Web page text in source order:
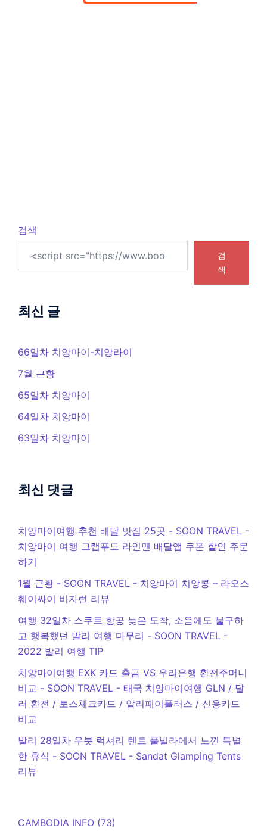
검색
검
색
최신 글
66일차 치앙마이-치앙라이
7월 근황
65일차 치앙마이
64일차 치앙마이
63일차 치앙마이
최신 댓글
치앙마이여행 추천 배달 맛집 25곳 - SOON TRAVEL -
치앙마이 여행 그랩푸드 라인맨 배달앱 쿠폰 할인 주문
하기
1월 근황 - SOON TRAVEL - 치앙마이 치앙콩 – 라오스
훼이싸이 비자런 리뷰
여행 32일차 스쿠트 항공 늦은 도착, 소음에도 불구하
고 행복했던 발리 여행 마무리 - SOON TRAVEL -
2022 발리 여행 TIP
치앙마이여행 EXK 카드 출금 VS 우리은행 환전주머니
비교 - SOON TRAVEL - 태국 치앙마이여행 GLN / 달
러 환전 / 토스체크카드 / 알리페이플러스 / 신용카드
비교
발리 28일차 우붓 럭셔리 텐트 풀빌라에서 느낀 특별
한 휴식 - SOON TRAVEL - Sandat Glamping Tents
리뷰
CAMBODIA INFO (73)